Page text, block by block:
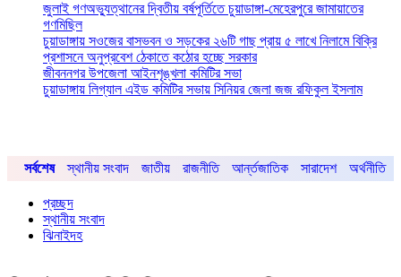
জুলাই গণঅভ্যুত্থানের দ্বিতীয় বর্ষপূর্তিতে চুয়াডাঙ্গা-মেহেরপুরে জামায়াতের
গণমিছিল
চুয়াডাঙ্গায় সওজের বাসভবন ও সড়কের ২৬টি গাছ প্রায় ৫ লাখে নিলামে বিক্রি
প্রশাসনে অনুপ্রবেশ ঠেকাতে কঠোর হচ্ছে সরকার
জীবননগর উপজেলা আইনশৃঙ্খলা কমিটির সভা
চুয়াডাঙ্গায় লিগ্যাল এইড কমিটির সভায় সিনিয়র জেলা জজ রফিকুল ইসলাম
সর্বশেষ স্থানীয় সংবাদ জাতীয় রাজনীতি আর্ন্তজাতিক সারাদেশ অর্থনীতি
প্রচ্ছদ
স্থানীয় সংবাদ
ঝিনাইদহ